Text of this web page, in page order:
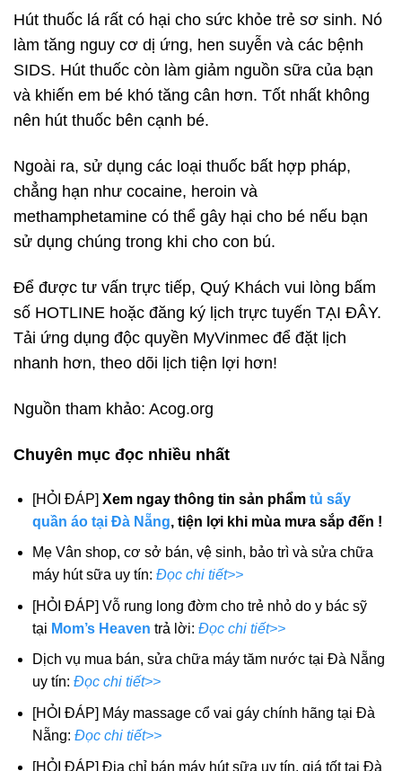
Hút thuốc lá rất có hại cho sức khỏe trẻ sơ sinh. Nó
làm tăng nguy cơ dị ứng, hen suyễn và các bệnh
SIDS. Hút thuốc còn làm giảm nguồn sữa của bạn
và khiến em bé khó tăng cân hơn. Tốt nhất không
nên hút thuốc bên cạnh bé.
Ngoài ra, sử dụng các loại thuốc bất hợp pháp,
chẳng hạn như cocaine, heroin và
methamphetamine có thể gây hại cho bé nếu bạn
sử dụng chúng trong khi cho con bú.
Để được tư vấn trực tiếp, Quý Khách vui lòng bấm
số HOTLINE hoặc đăng ký lịch trực tuyến TẠI ĐÂY.
Tải ứng dụng độc quyền MyVinmec để đặt lịch
nhanh hơn, theo dõi lịch tiện lợi hơn!
Nguồn tham khảo: Acog.org
Chuyên mục đọc nhiều nhất
[HỎI ĐÁP] Xem ngay thông tin sản phẩm tủ sấy
quần áo tại Đà Nẵng, tiện lợi khi mùa mưa sắp đến !
Mẹ Vân shop, cơ sở bán, vệ sinh, bảo trì và sửa chữa
máy hút sữa uy tín: Đọc chi tiết>>
[HỎI ĐÁP] Vỗ rung long đờm cho trẻ nhỏ do y bác sỹ
tại Mom’s Heaven trả lời: Đọc chi tiết>>
Dịch vụ mua bán, sửa chữa máy tăm nước tại Đà Nẵng
uy tín: Đọc chi tiết>>
[HỎI ĐÁP] Máy massage cổ vai gáy chính hãng tại Đà
Nẵng: Đọc chi tiết>>
[HỎI ĐÁP] Địa chỉ bán máy hút sữa uy tín, giá tốt tại Đà